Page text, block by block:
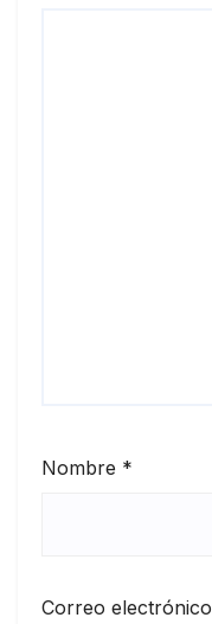
Nombre *
Correo electrónico